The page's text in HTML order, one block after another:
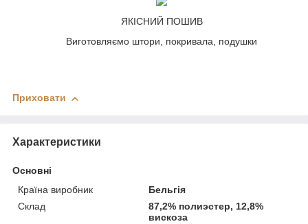
ЯКІСНИЙ ПОШИВ
Виготовляємо штори, покривала, подушки
Приховати
Характеристики
Основні
Країна виробник
Бельгія
Склад
87,2% полиэстер, 12,8%
вискоза